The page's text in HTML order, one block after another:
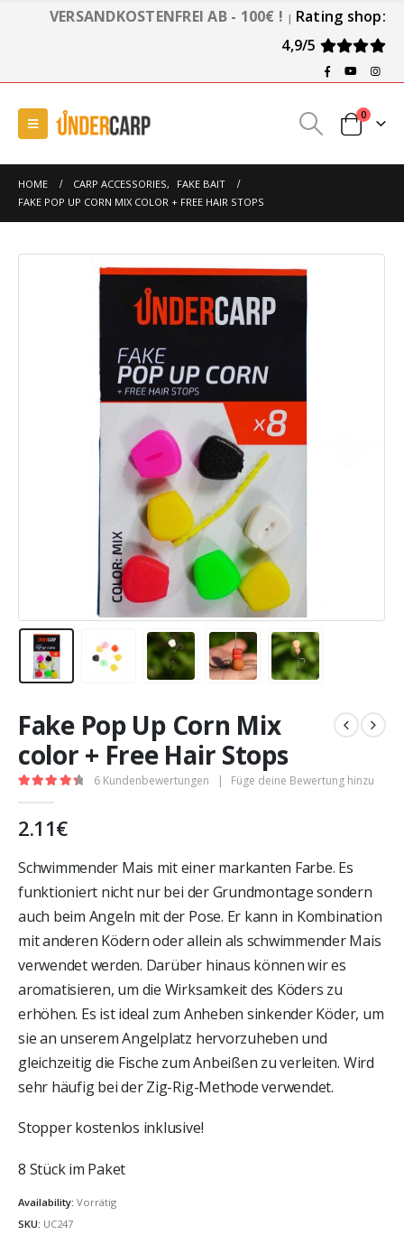
VERSANDKOSTENFREI AB - 100€ ! | Rating shop:
4,9/5
0
HOME CARP ACCESSORIES,
FAKE BAIT
FAKE POP UP CORN MIX COLOR + FREE HAIR STOPS
Fake Pop Up Corn Mix
color + Free Hair Stops
6 Kundenbewertungen | Füge deine Bewertung hinzu
2.11€
Schwimmender Mais mit einer markanten Farbe. Es
funktioniert nicht nur bei der Grundmontage sondern
auch beim Angeln mit der Pose. Er kann in Kombination
mit anderen Ködern oder allein als schwimmender Mais
verwendet werden. Darüber hinaus können wir es
aromatisieren, um die Wirksamkeit des Köders zu
erhöhen. Es ist ideal zum Anheben sinkender Köder, um
sie an unserem Angelplatz hervorzuheben und
gleichzeitig die Fische zum Anbeißen zu verleiten. Wird
sehr häufig bei der Zig-Rig-Methode verwendet.
Stopper kostenlos inklusive!
8 Stück im Paket
Availability: Vorrätig
SKU: UC247